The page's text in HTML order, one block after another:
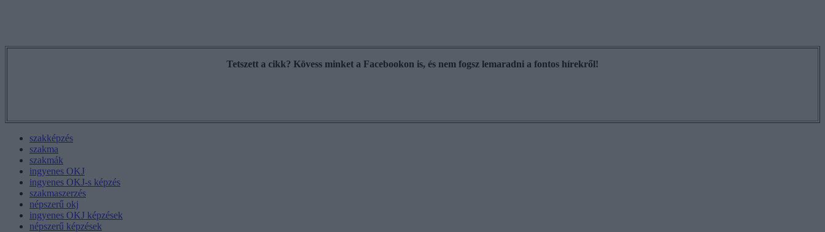
Tetszett a cikk? Kövess minket a Facebookon is, és nem fogsz lemaradni a fontos hírekről!
szakképzés
szakma
szakmák
ingyenes OKJ
ingyenes OKJ-s képzés
szakmaszerzés
népszerű okj
ingyenes OKJ képzések
népszerű képzések